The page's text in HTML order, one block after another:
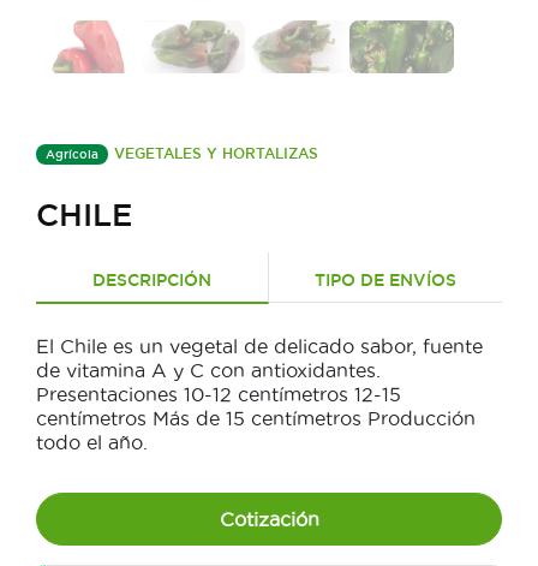
Agrícola VEGETALES Y HORTALIZAS
CHILE
DESCRIPCIÓN TIPO DE ENVÍOS
El Chile es un vegetal de delicado sabor, fuente
de vitamina A y C con antioxidantes.
Presentaciones 10-12 centímetros 12-15
centímetros Más de 15 centímetros Producción
todo el año.
Cotización